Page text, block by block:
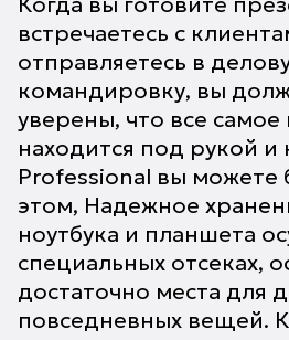
встречаетесь с
отправляетесь в
командировку, вы
уверены, что все
находится под рукой и
Professional вы можете
этом, Надежное
ноутбука и планшета
специальных отсеках,
достаточно места для
повседневных вещей.